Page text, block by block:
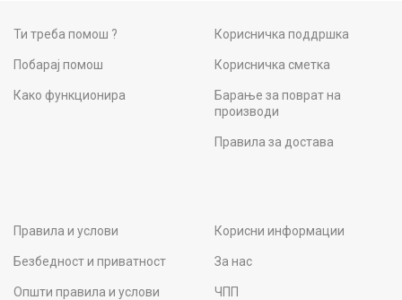
Ти треба помош ?
Побарај помош
Како функционира
Корисничка поддршка
Корисничка сметка
Барање за поврат на
производи
Правила за достава
Правила и услови
Безбедност и приватност
Општи правила и услови
Корисни информации
За нас
ЧПП